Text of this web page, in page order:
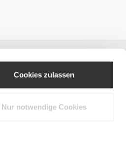
Cookies zulassen
Nur notwendige Cookies